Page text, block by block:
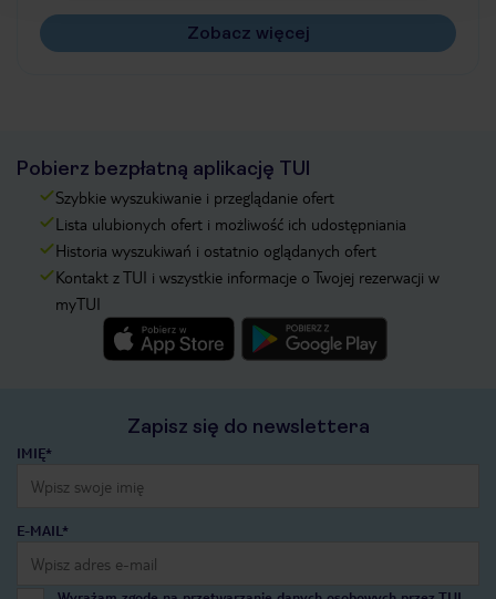
Zobacz więcej
Pobierz bezpłatną aplikację TUI
Szybkie wyszukiwanie i przeglądanie ofert
Lista ulubionych ofert i możliwość ich udostępniania
Historia wyszukiwań i ostatnio oglądanych ofert
Kontakt z TUI i wszystkie informacje o Twojej rezerwacji w
myTUI
Zapisz się do newslettera
IMIĘ*
E-MAIL*